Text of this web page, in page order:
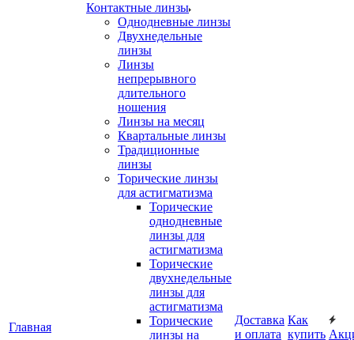
Главная
Контактные линзы
Однодневные линзы
Двухнедельные
линзы
Линзы
непрерывного
длительного
ношения
Линзы на месяц
Квартальные линзы
Традиционные
линзы
Торические линзы
для астигматизма
Торические
однодневные
линзы для
астигматизма
Торические
двухнедельные
линзы для
астигматизма
Торические
линзы на
Доставка
и оплата
Как
купить